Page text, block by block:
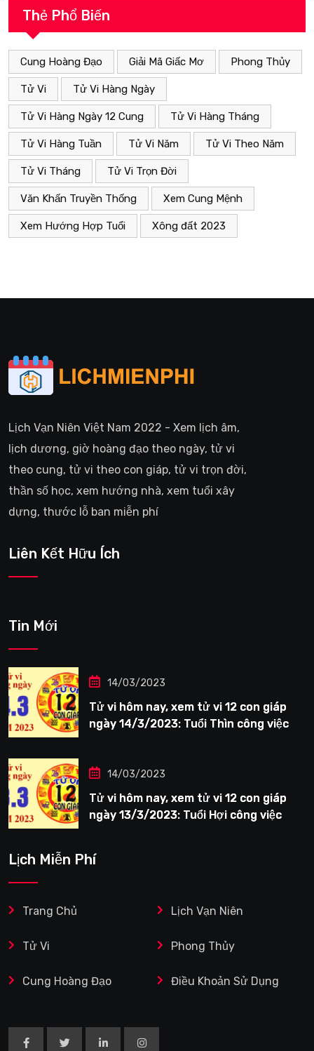
Thẻ Phổ Biến
Cung Hoàng Đạo Giải Mã Giấc Mơ Phong Thủy
Tử Vi Tử Vi Hàng Ngày
Tử Vi Hàng Ngày 12 Cung Tử Vi Hàng Tháng
Tử Vi Hàng Tuần Tử Vi Năm Tử Vi Theo Năm
Tử Vi Tháng Tử Vi Trọn Đời
Văn Khấn Truyền Thống Xem Cung Mệnh
Xem Hướng Hợp Tuổi Xông đất 2023
Lịch Vạn Niên Việt Nam 2022 - Xem lịch âm,
lịch dương, giờ hoàng đạo theo ngày, tử vi
theo cung, tử vi theo con giáp, tử vi trọn đời,
thần số học, xem hướng nhà, xem tuổi xây
dựng, thước lỗ ban miễn phí
Liên Kết Hữu Ích
Tin Mới
14/03/2023
Tử vi hôm nay, xem tử vi 12 con giáp
ngày 14/3/2023: Tuổi Thìn công việc
14/03/2023
Tử vi hôm nay, xem tử vi 12 con giáp
ngày 13/3/2023: Tuổi Hợi công việc
Lịch Miễn Phí
Trang Chủ Lịch Vạn Niên
Tử Vi Phong Thủy
Cung Hoàng Đạo Điều Khoản Sử Dụng